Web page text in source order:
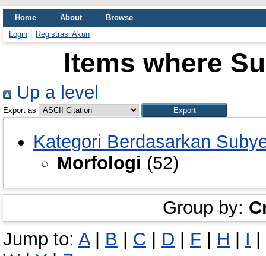
Home About
Browse
Login
Registrasi Akun
Items where
Up a level
Export as
Kategori Berdasarkan
Morfologi (52)
Group by:
Jump to: A| B | C | D | F | H | I |